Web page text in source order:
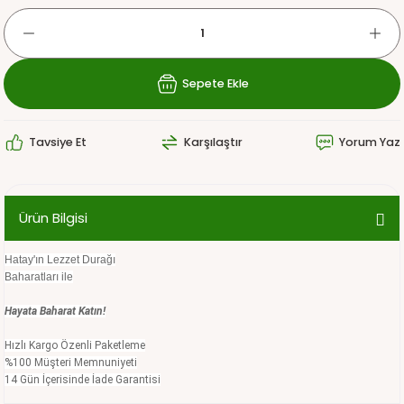
Sepete Ekle
Tavsiye Et Karşılaştır Yorum Yaz
Ürün Bilgisi
Hatay'ın Lezzet Durağı
Baharatları ile
Hayata Baharat Katın!
Hızlı Kargo Özenli Paketleme
%100 Müşteri Memnuniyeti
14 Gün İçerisinde İade Garantisi